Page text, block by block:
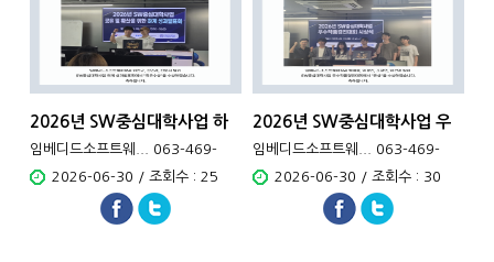
2026년 SW중심대학사업 하
계 성과발표회 최우수상 수상
임베디드소프트웨... 063-469-
47012026-06-30 / 조회수 : 25
2026년 SW중심대학사업 우
수작품 경진대회 은상수상
임베디드소프트웨... 063-469-
47012026-06-30 / 조회수 : 30